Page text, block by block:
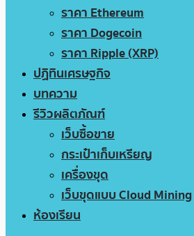
ราคา Ethereum
ราคา Dogecoin
ราคา Ripple (XRP)
ปฏิทินเศรษฐกิจ
บทความ
รีวิวผลิตภัณฑ์
เว็บซื้อขาย
กระเป๋าเก็บเหรียญ
เครื่องขุด
เว็บขุดแบบ Cloud Mining
ห้องเรียน